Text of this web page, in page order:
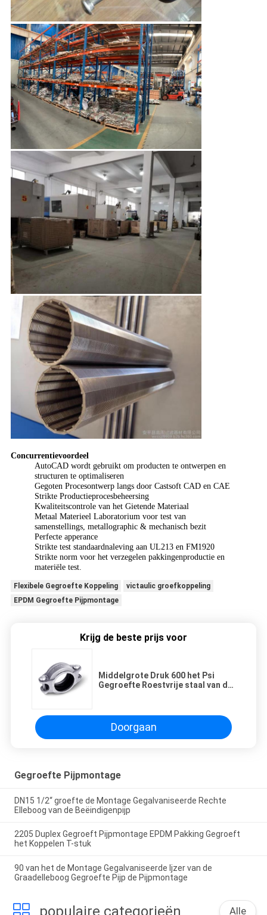
Concurrentievoordeel
AutoCAD wordt gebruikt om producten te ontwerpen en
structuren te optimaliseren
Gegoten Procesontwerp langs door Castsoft CAD en CAE
Strikte Productieprocesbeheersing
Kwaliteitscontrole van het Gietende Materiaal
Metaal Materieel Laboratorium voor test van
samenstellings, metallographic & mechanisch bezit
Perfecte apperance
Strikte test standaardnaleving aan UL213 en FM1920
Strikte norm voor het verzegelen pakkingenproductie en
materiële test.
Flexibele Gegroefte Koppeling
victaulic groefkoppeling
EPDM Gegroefte Pijpmontage
Krijg de beste prijs voor
Middelgrote Druk 600 het Psi
Gegroefte Roestvrije staal van de
Doorgaan
Gegroefte Pijpmontage
DN15 1/2“ groefte de Montage Gegalvaniseerde Rechte
Elleboog van de Beëindigenpijp
2205 Duplex Gegroeft Pijpmontage EPDM Pakking Gegroeft
het Koppelen T-stuk
90 van het de Montage Gegalvaniseerde Ijzer van de
Graadelleboog Gegroefte Pijp de Pijpmontage
populaire categorieën Alle